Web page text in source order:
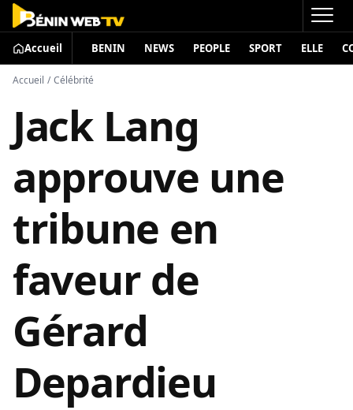
Accueil BENIN NEWS PEOPLE SPORT ELLE
Accueil / Célébrité
Jack Lang
approuve une
tribune en
faveur de
Gérard
Depardieu